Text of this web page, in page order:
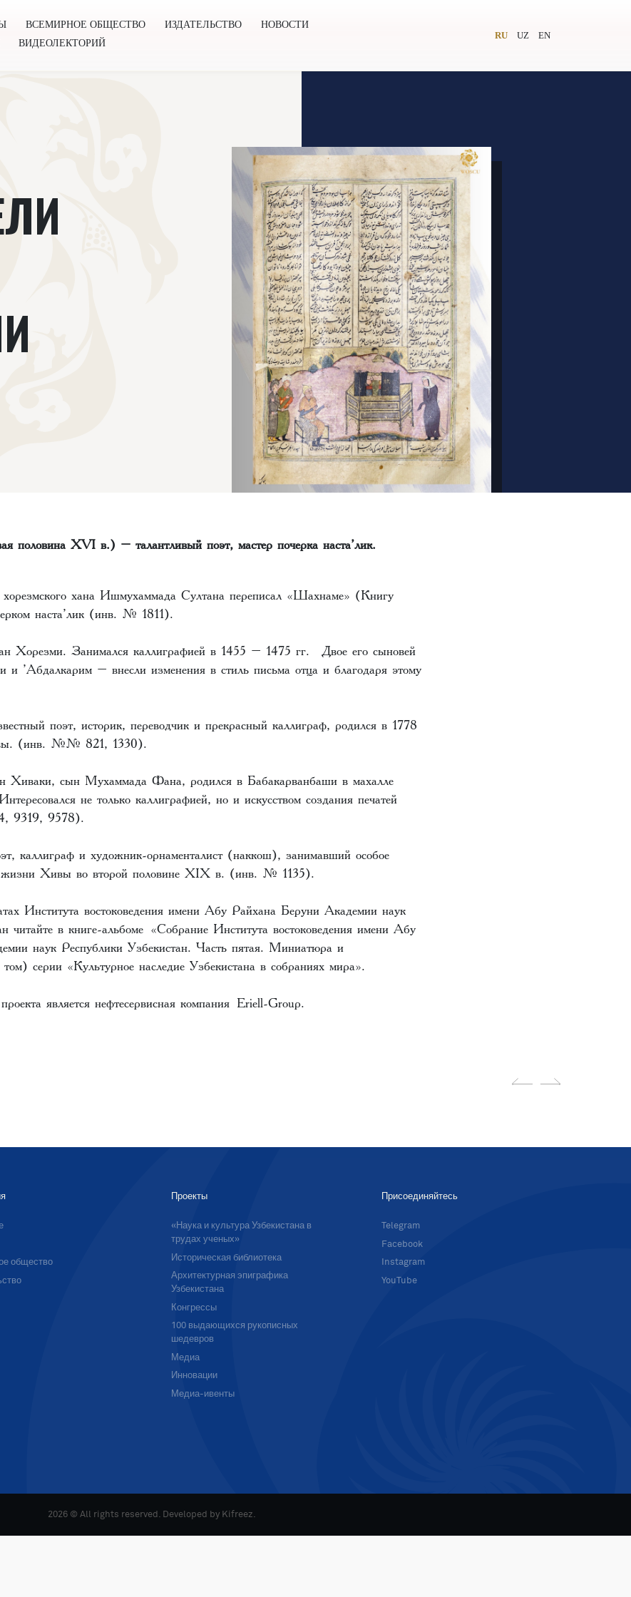
ВСЕМИРНОЕ ОБЩЕСТВО ИЗДАТЕЛЬСТВО
НОВОСТИ
ВИДЕОЛЕКТОРИЙ
RU UZ EN
половина XVI в.) – талантливый поэт, мастер почерка наста’лик.
хана Ишмухаммада Султана переписал «Шахнаме» (Книгу
наста’лик (инв. № 1811).
Хорезми. Занимался каллиграфией в 1455 – 1475 гг. Двое его сыновей
’Абдалкарим – внесли изменения в стиль письма отца и благодаря этому
поэт, историк, переводчик и прекрасный каллиграф, родился в 1778
(инв. №№ 821, 1330).
Хиваки, сын Мухаммада Фана, родился в Бабакарванбаши в махалле
не только каллиграфией, но и искусством создания печатей
9319, 9578).
каллиграф и художник-орнаменталист (наккош), занимавший особое
жизни Хивы во второй половине XIX в. (инв. № 1135).
Института востоковедения имени Абу Райхана Беруни Академии наук
читайте в книге-альбоме «Собрание Института востоковедения имени Абу
наук Республики Узбекистан. Часть пятая. Миниатюра и
серии «Культурное наследие Узбекистана в собраниях мира».
является нефтесервисная компания Eriell-Group.
общество
Проекты
«Наука и культура Узбекистана в
трудах ученых»
Историческая библиотека
Архитектурная эпиграфика
Узбекистана
Конгрессы
100 выдающихся рукописных
шедевров
Медиа
Инновации
Медиа-ивенты
Присоединяйтесь
Telegram
Facebook
Instagram
YouTube
2026 © All rights reserved. Developed by Kifreez.